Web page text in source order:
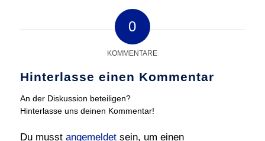
0
KOMMENTARE
Hinterlasse einen Kommentar
An der Diskussion beteiligen?
Hinterlasse uns deinen Kommentar!
Du musst angemeldetsein, um einen